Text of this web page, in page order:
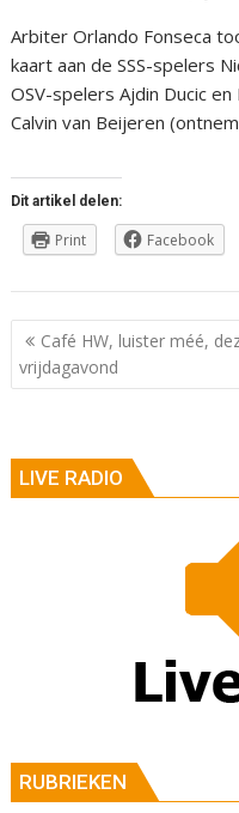
Arbiter Orlando Fonseca
kaart aan de SSS-spelers
OSV-spelers Ajdin Ducic
Calvin van Beijeren
Dit artikel delen:
Print Facebook
Berichtnavigatie
Café HW, luister méé,
vrijdagavond
LIVE RADIO
RUBRIEKEN